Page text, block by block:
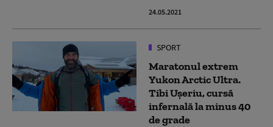
24.05.2021
SPORT
Maratonul extrem
Yukon Arctic Ultra.
Tibi Ușeriu, cursă
infernală la minus 40
de grade